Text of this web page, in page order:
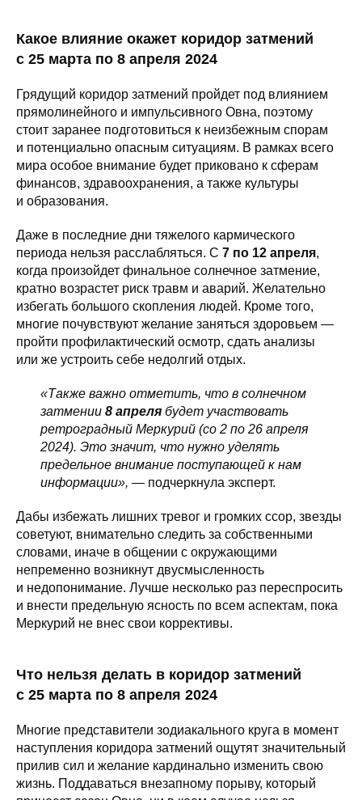
Какое влияние окажет коридор затмений
с 25 марта по 8 апреля 2024
Грядущий коридор затмений пройдет под влиянием
прямолинейного и импульсивного Овна, поэтому
стоит заранее подготовиться к неизбежным спорам
и потенциально опасным ситуациям. В рамках всего
мира особое внимание будет приковано к сферам
финансов, здравоохранения, а также культуры
и образования.
Даже в последние дни тяжелого кармического
периода нельзя расслабляться. С 7 по 12 апреля,
когда произойдет финальное солнечное затмение,
кратно возрастет риск травм и аварий. Желательно
избегать большого скопления людей. Кроме того,
многие почувствуют желание заняться здоровьем —
пройти профилактический осмотр, сдать анализы
или же устроить себе недолгий отдых.
«Также важно отметить, что в солнечном
затмении 8 апреля будет участвовать
ретроградный Меркурий (со 2 по 26 апреля
2024). Это значит, что нужно уделять
предельное внимание поступающей к нам
информации», — подчеркнула эксперт.
Дабы избежать лишних тревог и громких ссор, звезды
советуют, внимательно следить за собственными
словами, иначе в общении с окружающими
непременно возникнут двусмысленность
и недопонимание. Лучше несколько раз переспросить
и внести предельную ясность по всем аспектам, пока
Меркурий не внес свои коррективы.
Что нельзя делать в коридор затмений
с 25 марта по 8 апреля 2024
Многие представители зодиакального круга в момент
наступления коридора затмений ощутят значительный
прилив сил и желание кардинально изменить свою
жизнь. Поддаваться внезапному порыву, который